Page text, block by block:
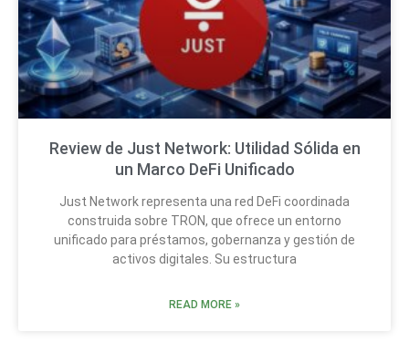
Review de Just Network: Utilidad Sólida en
un Marco DeFi Unificado
Just Network representa una red DeFi coordinada
construida sobre TRON, que ofrece un entorno
unificado para préstamos, gobernanza y gestión de
activos digitales. Su estructura
READ MORE »